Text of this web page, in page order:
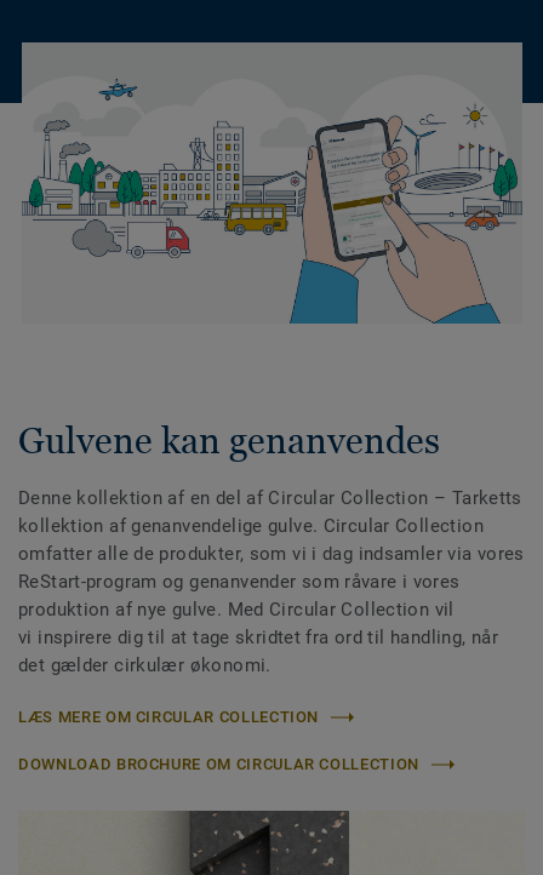
Gulvene kan genanvendes
Denne kollektion af en del af Circular Collection – Tarketts
kollektion af genanvendelige gulve. Circular Collection
omfatter alle de produkter, som vi i dag indsamler via vores
ReStart-program og genanvender som råvare i vores
produktion af nye gulve. Med Circular Collection vil
vi inspirere dig til at tage skridtet fra ord til handling, når
det gælder cirkulær økonomi.
LÆS MERE OM CIRCULAR COLLECTION
DOWNLOAD BROCHURE OM CIRCULAR COLLECTION